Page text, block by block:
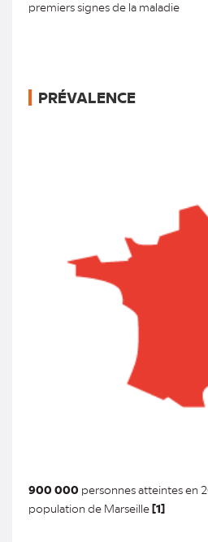
premiers signes de la maladie
PRÉVALENCE
900 000 personnes atteintes en
population de Marseille[1]